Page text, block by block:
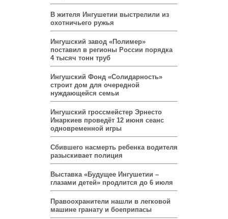
В жителя Ингушетии выстрелили из
охотничьего ружья
Ингушский завод «Полимер»
поставил в регионы России порядка
4 тысяч тонн труб
Ингушский Фонд «Солидарность»
строит дом для очередной
нуждающейся семьи
Ингушский гроссмейстер Эрнесто
Инаркиев проведёт 12 июня сеанс
одновременной игры
Сбившего насмерть ребенка водителя
разыскивает полиция
Выставка «Будущее Ингушетии –
глазами детей» продлится до 6 июля
Правоохранители нашли в легковой
машине гранату и боеприпасы